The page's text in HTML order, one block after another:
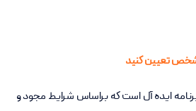
تعیین کنید
ایده آل است که براساس شرایط مجود و